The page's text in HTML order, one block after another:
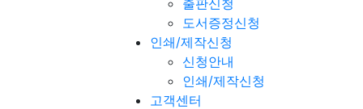
출판신청
도서증정신청
인쇄/제작신청
신청안내
인쇄/제작신청
고객센터